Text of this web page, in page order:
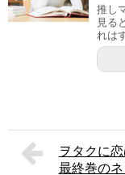
推し
見る
れは
ヲタクに
最終巻の